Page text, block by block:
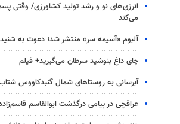
انرژی‌های نو و رشد تولید کشاورزی/ وقتی
می‌کند
آلبوم «آسیمه سر» منتشر شد؛ دعوت به
چای داغ بنوشید سرطان می‌گیرید+ فیلم
آبرسانی به روستاهای شمال گنبدکاووس
عراقچی در پیامی درگذشت ابوالقاسم